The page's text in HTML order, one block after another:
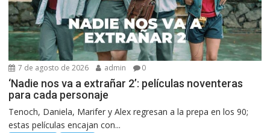
7 de agosto de 2026 admin 0
‘Nadie nos va a extrañar 2’: películas noventeras
para cada personaje
Tenoch, Daniela, Marifer y Alex regresan a la prepa en los 90;
estas películas encajan con...